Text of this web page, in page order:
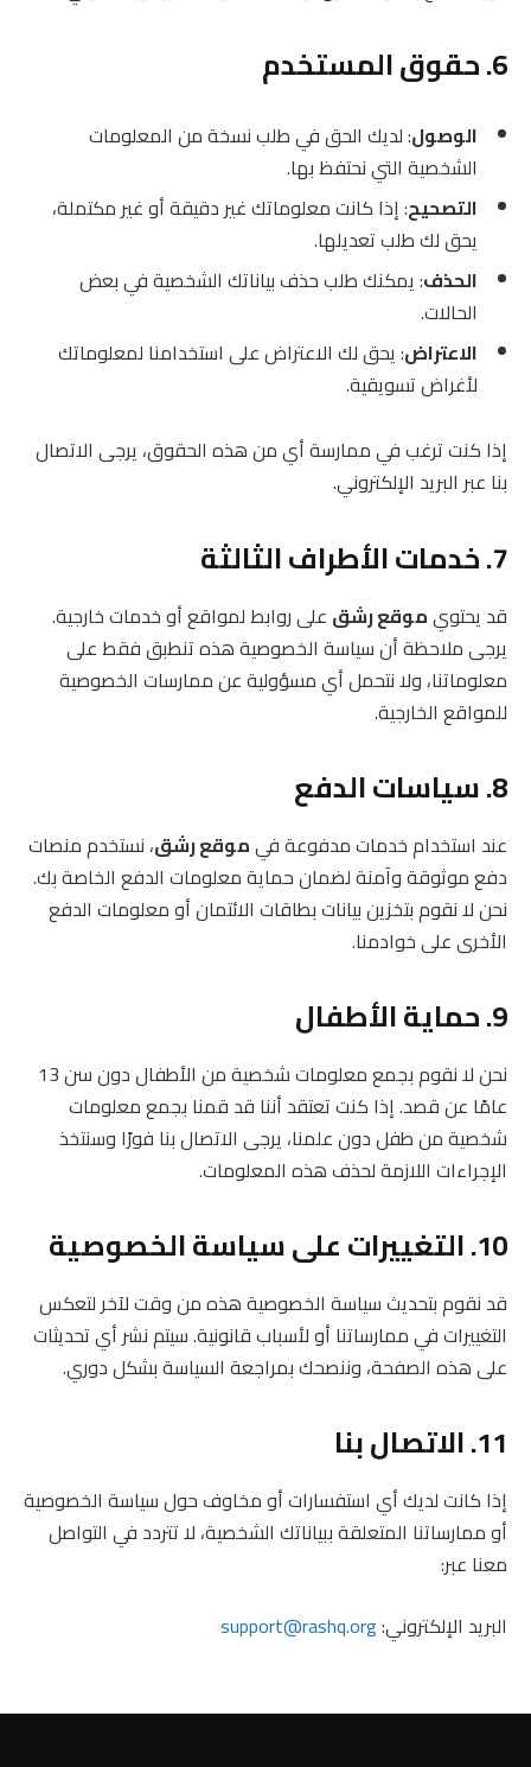
6. حقوق المستخدم
الوصول: لديك الحق في طلب نسخة من المعلومات
الشخصية التي نحتفظ بها.
التصحيح: إذا كانت معلوماتك غير دقيقة أو غير مكتملة،
يحق لك طلب تعديلها.
الحذف: يمكنك طلب حذف بياناتك الشخصية في بعض
الحالات.
الاعتراض: يحق لك الاعتراض على استخدامنا لمعلوماتك
لأغراض تسويقية.
إذا كنت ترغب في ممارسة أي من هذه الحقوق، يرجى الاتصال
بنا عبر البريد الإلكتروني.
7. خدمات الأطراف الثالثة
قد يحتويموقع رشق على روابط لمواقع أو خدمات خارجية.
يرجى ملاحظة أن سياسة الخصوصية هذه تنطبق فقط على
معلوماتنا، ولا نتحمل أي مسؤولية عن ممارسات الخصوصية
للمواقع الخارجية.
8. سياسات الدفع
عند استخدام خدمات مدفوعة فيموقع رشق، نستخدم منصات
دفع موثوقة وآمنة لضمان حماية معلومات الدفع الخاصة بك.
نحن لا نقوم بتخزين بيانات بطاقات الائتمان أو معلومات الدفع
الأخرى على خوادمنا.
9. حماية الأطفال
نحن لا نقوم بجمع معلومات شخصية من الأطفال دون سن 13
عامًا عن قصد. إذا كنت تعتقد أننا قد قمنا بجمع معلومات
شخصية من طفل دون علمنا، يرجى الاتصال بنا فورًا وسنتخذ
الإجراءات اللازمة لحذف هذه المعلومات.
10. التغييرات على سياسة الخصوصية
قد نقوم بتحديث سياسة الخصوصية هذه من وقت لآخر لتعكس
التغييرات في ممارساتنا أو لأسباب قانونية. سيتم نشر أي تحديثات
على هذه الصفحة، وننصحك بمراجعة السياسة بشكل دوري.
11. الاتصال بنا
إذا كانت لديك أي استفسارات أو مخاوف حول سياسة الخصوصية
أو ممارساتنا المتعلقة ببياناتك الشخصية، لا تتردد في التواصل
معنا عبر:
البريد الإلكتروني:support@rashq.org